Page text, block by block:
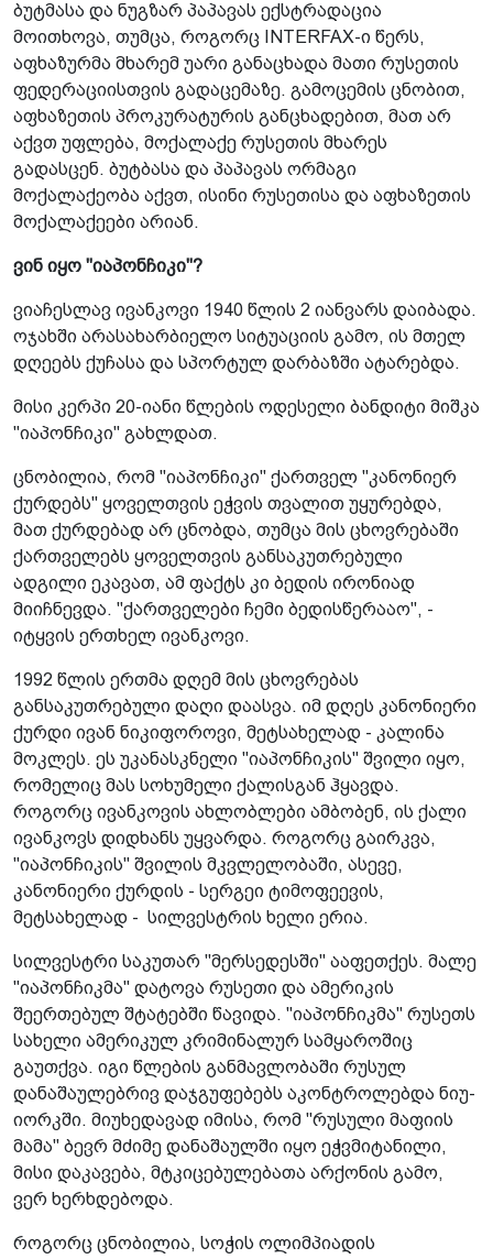
ბუტმასა და ნუგზარ პაპავას ექსტრადაცია
მოითხოვა, თუმცა, როგორც INTERFAX-ი წერს,
აფხაზურმა მხარემ უარი განაცხადა მათი რუსეთის
ფედერაციისთვის გადაცემაზე. გამოცემის ცნობით,
აფხაზეთის პროკურატურის განცხადებით, მათ არ
აქვთ უფლება, მოქალაქე რუსეთის მხარეს
გადასცენ. ბუტბასა და პაპავას ორმაგი
მოქალაქეობა აქვთ, ისინი რუსეთისა და აფხაზეთის
მოქალაქეები არიან.
ვინ იყო "იაპონჩიკი"?
ვიაჩესლავ ივანკოვი 1940 წლის 2 იანვარს დაიბადა.
ოჯახში არასახარბიელო სიტუაციის გამო, ის მთელ
დღეებს ქუჩასა და სპორტულ დარბაზში ატარებდა.
მისი კერპი 20-იანი წლების ოდესელი ბანდიტი მიშკა
"იაპონჩიკი" გახლდათ.
ცნობილია, რომ "იაპონჩიკი" ქართველ "კანონიერ
ქურდებს" ყოველთვის ეჭვის თვალით უყურებდა,
მათ ქურდებად არ ცნობდა, თუმცა მის ცხოვრებაში
ქართველებს ყოველთვის განსაკუთრებული
ადგილი ეკავათ, ამ ფაქტს კი ბედის ირონიად
მიიჩნევდა. "ქართველები ჩემი ბედისწერააო", -
იტყვის ერთხელ ივანკოვი.
1992 წლის ერთმა დღემ მის ცხოვრებას
განსაკუთრებული დაღი დაასვა. იმ დღეს კანონიერი
ქურდი ივან ნიკიფოროვი, მეტსახელად - კალინა
მოკლეს. ეს უკანასკნელი "იაპონჩიკის" შვილი იყო,
რომელიც მას სოხუმელი ქალისგან ჰყავდა.
როგორც ივანკოვის ახლობლები ამბობენ, ის ქალი
ივანკოვს დიდხანს უყვარდა. როგორც გაირკვა,
"იაპონჩიკის" შვილის მკვლელობაში, ასევე,
კანონიერი ქურდის - სერგეი ტიმოფეევის,
მეტსახელად - სილვესტრის ხელი ერია.
სილვესტრი საკუთარ "მერსედესში" ააფეთქეს. მალე
"იაპონჩიკმა" დატოვა რუსეთი და ამერიკის
შეერთებულ შტატებში წავიდა. "იაპონჩიკმა" რუსეთს
სახელი ამერიკულ კრიმინალურ სამყაროშიც
გაუთქვა. იგი წლების განმავლობაში რუსულ
დანაშაულებრივ დაჯგუფებებს აკონტროლებდა ნიუ-
იორკში. მიუხედავად იმისა, რომ "რუსული მაფიის
მამა" ბევრ მძიმე დანაშაულში იყო ეჭვმიტანილი,
მისი დაკავება, მტკიცებულებათა არქონის გამო,
ვერ ხერხდებოდა.
როგორც ცნობილია, სოჭის ოლიმპიადის